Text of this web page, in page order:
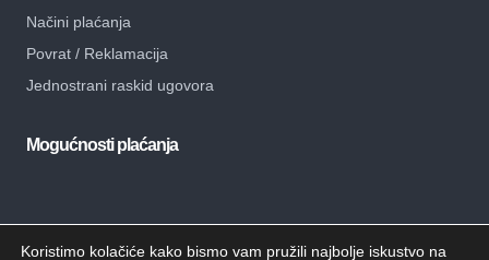
Načini plaćanja
Povrat / Reklamacija
Jednostrani raskid ugovora
Mogućnosti plaćanja
Koristimo kolačiće kako bismo vam pružili najbolje iskustvo na